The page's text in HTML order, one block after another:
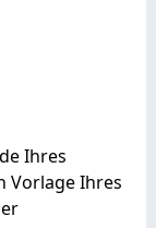
Ihres
Vorlage Ihres